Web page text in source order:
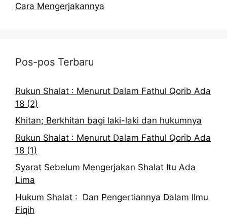
Cara Mengerjakannya
Pos-pos Terbaru
Rukun Shalat : Menurut Dalam Fathul Qorib Ada
18 (2)
Khitan; Berkhitan bagi laki-laki dan hukumnya
Rukun Shalat : Menurut Dalam Fathul Qorib Ada
18 (1)
Syarat Sebelum Mengerjakan Shalat Itu Ada
Lima
Hukum Shalat : Dan Pengertiannya Dalam Ilmu
Fiqih